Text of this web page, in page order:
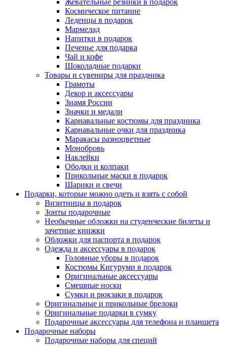
Жевательные резинки в подарок
Космическое питание
Леденцы в подарок
Мармелад
Напитки в подарок
Печенье для подарка
Чай и кофе
Шоколадные подарки
Товары и сувениры для праздника
Грамоты
Декор и аксессуары
Знамя России
Значки и медали
Карнавальные костюмы для праздника
Карнавальные очки для праздника
Маракасы разноцветные
Монобровь
Наклейки
Ободки и колпаки
Прикольные маски в подарок
Шарики и свечи
Подарки, которые можно одеть и взять с собой
Визитницы в подарок
Зонты подарочные
Необычные обложки на студенческие билеты и
зачетные книжки
Обложки для паспорта в подарок
Одежда и аксессуары в подарок
Головные уборы в подарок
Костюмы Кигуруми в подарок
Оригинальные аксессуары
Смешные носки
Сумки и рюкзаки в подарок
Оригинальные и прикольные брелоки
Оригинальные подарки в сумку
Подарочные аксессуары для телефона и планшета
Подарочные наборы
Подарочные наборы для специй